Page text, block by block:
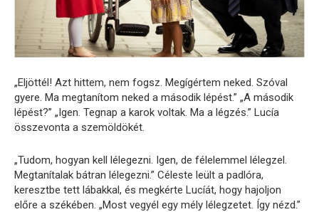
„Eljöttél! Azt hittem, nem fogsz. Megígértem neked. Szóval
gyere. Ma megtanítom neked a második lépést.” „A második
lépést?” „Igen. Tegnap a karok voltak. Ma a légzés.” Lucía
összevonta a szemöldökét.
„Tudom, hogyan kell lélegezni. Igen, de félelemmel lélegzel.
Megtanítalak bátran lélegezni.” Céleste leült a padlóra,
keresztbe tett lábakkal, és megkérte Lucíát, hogy hajoljon
előre a székében. „Most vegyél egy mély lélegzetet. Így nézd.”